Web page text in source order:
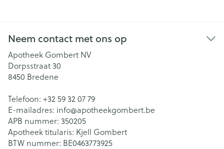
Neem contact met ons op
Apotheek Gombert NV
Dorpsstraat 30
8450 Bredene
Telefoon: +32 59 32 07 79
E-mailadres: info@apotheekgombert.be
APB nummer: 350205
Apotheek titularis: Kjell Gombert
BTW nummer: BE0463773925